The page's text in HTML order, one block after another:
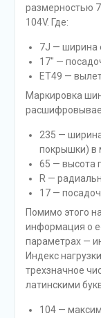
размерностью
104V. Где:
7J — ширина
17″ —
ET49 —
Маркировка
235 —
покрышки) в
65 — высота
R —
17 —
Помимо этого
информация о
параметрах —
Индекс
трехзначное
латинскими
104 —